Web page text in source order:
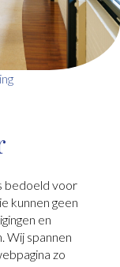
bedoeld voor
kunnen geen
en
Wij spannen
zo